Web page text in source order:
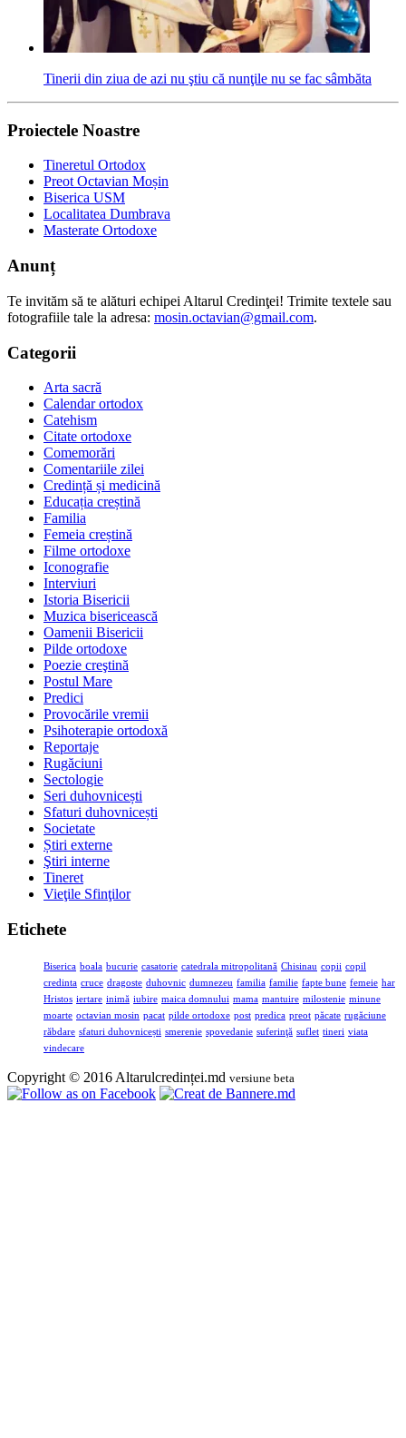
Tinerii din ziua de azi nu ştiu că nunţile nu se fac sâmbăta
Proiectele Noastre
Tineretul Ortodox
Preot Octavian Moșin
Biserica USM
Localitatea Dumbrava
Masterate Ortodoxe
Anunț
Te invităm să te alături echipei Altarul Credinţei! Trimite textele sau
fotografiile tale la adresa: mosin.octavian@gmail.com.
Categorii
Arta sacră
Calendar ortodox
Catehism
Citate ortodoxe
Comemorări
Comentariile zilei
Credință și medicină
Educația creștină
Familia
Femeia creștină
Filme ortodoxe
Iconografie
Interviuri
Istoria Bisericii
Muzica bisericească
Oamenii Bisericii
Pilde ortodoxe
Poezie creştină
Postul Mare
Predici
Provocările vremii
Psihoterapie ortodoxă
Reportaje
Rugăciuni
Sectologie
Seri duhovnicești
Sfaturi duhovnicești
Societate
Știri externe
Ştiri interne
Tineret
Vieţile Sfinţilor
Etichete
Biserica boala bucurie casatorie catedrala mitropolitană Chisinau copii copil
credinta cruce dragoste duhovnic dumnezeu familia familie fapte bune femeie har
Hristos iertare inimă iubire maica domnului mama mantuire milostenie minune
moarte octavian mosin pacat pilde ortodoxe post predica preot păcate rugăciune
răbdare sfaturi duhovnicești smerenie spovedanie suferinţă suflet tineri viata
vindecare
Copyright © 2016 Altarulcredinței.md versiune beta